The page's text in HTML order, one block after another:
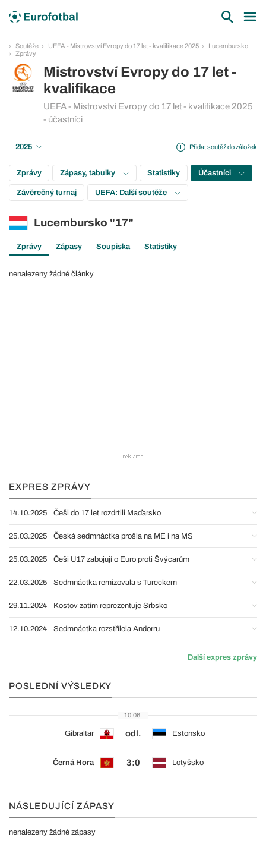
Soutěže UEFA - Mistrovství Evropy do 17 let - kvalifikace 2025
Lucembursko
Zprávy
Mistrovství Evropy do 17 let -
kvalifikace
UEFA - Mistrovství Evropy do 17 let - kvalifikace 2025
- účastníci
Přidat soutěž do záložek
2025
Zprávy Zápasy, tabulky Statistiky Účastníci
Závěrečný turnaj UEFA: Další soutěže
Lucembursko "17"
Zprávy Zápasy Soupiska Statistiky
nenalezeny žádné články
EXPRES ZPRÁVY
14.10.2025 Češi do 17 let rozdrtili Maďarsko
25.03.2025 Česká sedmnáctka prošla na ME i na MS
25.03.2025 Češi U17 zabojují o Euro proti Švýcarům
22.03.2025 Sedmnáctka remizovala s Tureckem
29.11.2024 Kostov zatím reprezentuje Srbsko
12.10.2024 Sedmnáctka rozstřílela Andorru
Další expres zprávy
POSLEDNÍ VÝSLEDKY
10.06.
Gibraltar odl. Estonsko
Černá Hora 3:0 Lotyšsko
NÁSLEDUJÍCÍ ZÁPASY
nenalezeny žádné zápasy